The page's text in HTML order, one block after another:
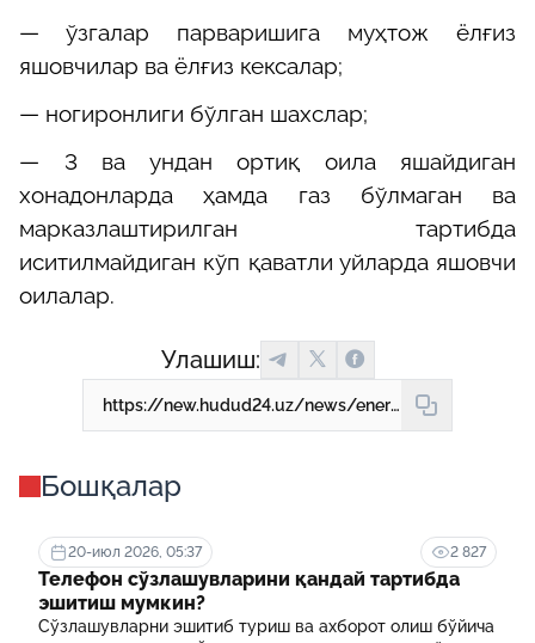
— ўзгалар парваришига муҳтож ёлғиз
яшовчилар ва ёлғиз кексалар;
— ногиронлиги бўлган шахслар;
— 3 ва ундан ортиқ оила яшайдиган
хонадонларда ҳамда газ бўлмаган ва
марказлаштирилган тартибда
иситилмайдиган кўп қаватли уйларда яшовчи
оилалар.
Улашиш:
https://new.hudud24.uz/news/energetika-buiicha-kompensatsiia-va-moddii-iordamga-oid-5-savolga-5-zhavob
Бошқалар
20-июл 2026, 05:37 2 827
Телефон сўзлашувларини қандай тартибда
эшитиш мумкин?
Сўзлашувларни эшитиб туриш ва ахборот олиш бўйича